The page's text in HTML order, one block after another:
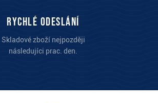
Rychlé odeslání
Skladové zboží nejpozději
následujíci prac. den.